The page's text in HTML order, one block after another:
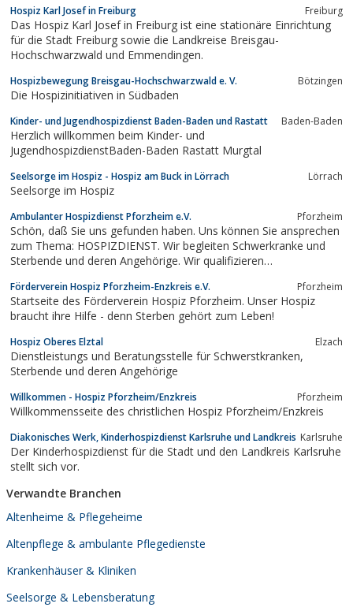
Hospiz Karl Josef in Freiburg Freiburg
Das Hospiz Karl Josef in Freiburg ist eine stationäre Einrichtung
für die Stadt Freiburg sowie die Landkreise Breisgau-
Hochschwarzwald und Emmendingen.
Hospizbewegung Breisgau-Hochschwarzwald e. V. Bötzingen
Die Hospizinitiativen in Südbaden
Kinder- und Jugendhospizdienst Baden-Baden und Rastatt Baden-Baden
Herzlich willkommen beim Kinder- und
JugendhospizdienstBaden-Baden Rastatt Murgtal
Seelsorge im Hospiz - Hospiz am Buck in Lörrach Lörrach
Seelsorge im Hospiz
Ambulanter Hospizdienst Pforzheim e.V. Pforzheim
Schön, daß Sie uns gefunden haben. Uns können Sie ansprechen
zum Thema: HOSPIZDIENST. Wir begleiten Schwerkranke und
Sterbende und deren Angehörige. Wir qualifizieren
Einsatz. Wir helfen mit, die Hospizidee zu verbreiten. Im Bereich
der Stadt Pforzheim sind wir tätig.
Förderverein Hospiz Pforzheim-Enzkreis e.V. Pforzheim
Startseite des Förderverein Hospiz Pforzheim. Unser Hospiz
braucht ihre Hilfe - denn Sterben gehört zum Leben!
Hospiz Oberes Elztal Elzach
Dienstleistungs und Beratungsstelle für Schwerstkranken,
Sterbende und deren Angehörige
Willkommen - Hospiz Pforzheim/Enzkreis Pforzheim
Willkommensseite des christlichen Hospiz Pforzheim/Enzkreis
Diakonisches Werk, Kinderhospizdienst Karlsruhe und Landkreis Karlsruhe
Der Kinderhospizdienst für die Stadt und den Landkreis Karlsruhe
stellt sich vor.
Verwandte Branchen
Altenheime & Pflegeheime
Altenpflege & ambulante Pflegedienste
Krankenhäuser & Kliniken
Seelsorge & Lebensberatung